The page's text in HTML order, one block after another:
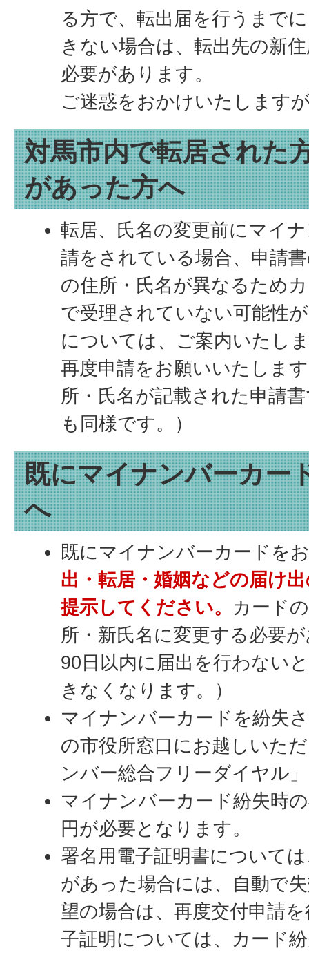
る方で、転出届を行うまで
きない場合は、転出先の新
必要があります。
ご迷惑をおかけいたします
対馬市内で転居された
があった方へ
転居、氏名の変更前にマイ
請をされている場合、申請
の住所・氏名が異なるため
で受理されていない可能性
については、ご案内いたし
再度申請をお願いいたしま
所・氏名が記載された申請
も同様です。）
既にマイナンバーカー
へ
既にマイナンバーカードを
出・転居・婚姻などの届け
提示してください。 カード
所・新氏名に変更する必要
90日以内に届出を行わない
きなくなります。）
マイナンバーカードを紛失
の市役所窓口にお越しいた
ンバー総合フリーダイヤル
マイナンバーカード紛失時
円が必要となります。
署名用電子証明書について
があった場合には、自動で
望の場合は、再度交付申請
子証明については、カード